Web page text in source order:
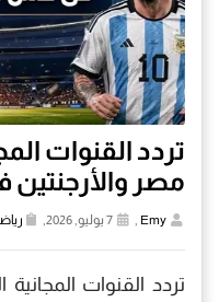
تردد القنوات
مصر والأرجنتين
Emy
تردد القنوات المجانية